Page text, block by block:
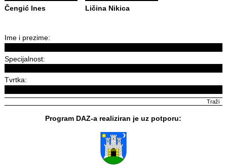
Čengić Ines Ličina Nikica
Ime i prezime:
Specijalnost:
Tvrtka:
Program DAZ-a realiziran je uz potporu: